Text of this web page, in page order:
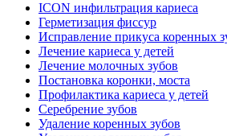
ICON инфильтрация кариеса
Герметизация фиссур
Исправление прикуса коренных
Лечение кариеса у детей
Лечение молочных зубов
Постановка коронки, моста
Профилактика кариеса у детей
Серебрение зубов
Удаление коренных зубов